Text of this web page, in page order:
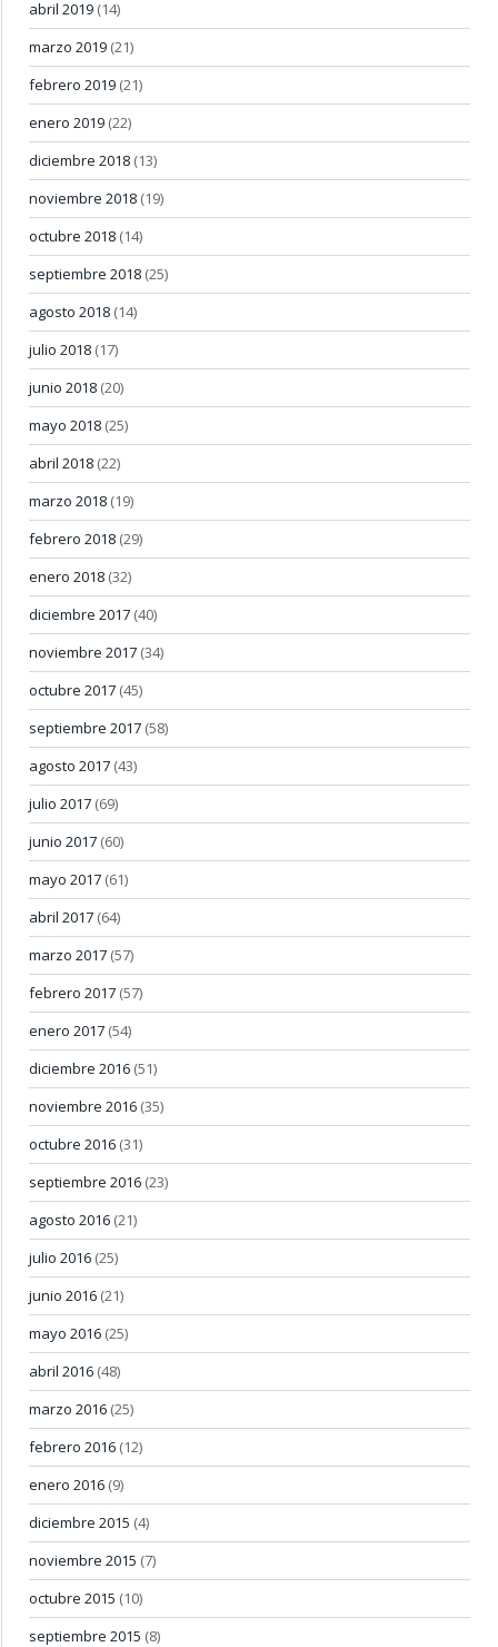
abril 2019 (14)
marzo 2019 (21)
febrero 2019 (21)
enero 2019 (22)
diciembre 2018 (13)
noviembre 2018 (19)
octubre 2018 (14)
septiembre 2018 (25)
agosto 2018 (14)
julio 2018 (17)
junio 2018 (20)
mayo 2018 (25)
abril 2018 (22)
marzo 2018 (19)
febrero 2018 (29)
enero 2018 (32)
diciembre 2017 (40)
noviembre 2017 (34)
octubre 2017 (45)
septiembre 2017 (58)
agosto 2017 (43)
julio 2017 (69)
junio 2017 (60)
mayo 2017 (61)
abril 2017 (64)
marzo 2017 (57)
febrero 2017 (57)
enero 2017 (54)
diciembre 2016 (51)
noviembre 2016 (35)
octubre 2016 (31)
septiembre 2016 (23)
agosto 2016 (21)
julio 2016 (25)
junio 2016 (21)
mayo 2016 (25)
abril 2016 (48)
marzo 2016 (25)
febrero 2016 (12)
enero 2016 (9)
diciembre 2015 (4)
noviembre 2015 (7)
octubre 2015 (10)
septiembre 2015 (8)